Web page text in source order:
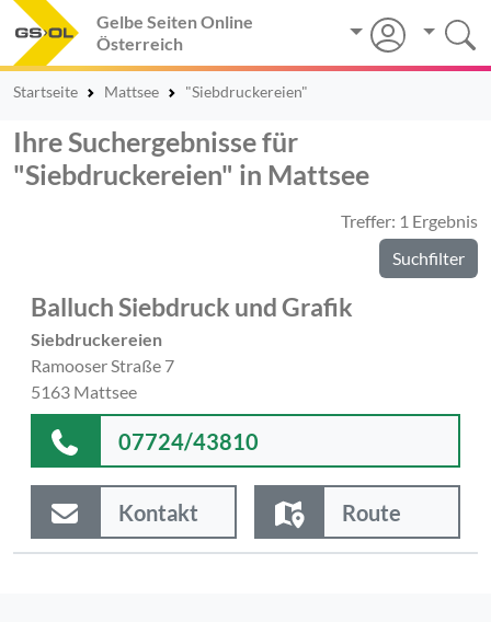
Gelbe Seiten Online
Österreich
Startseite Mattsee "Siebdruckereien"
Ihre Suchergebnisse für
"Siebdruckereien" in Mattsee
Treffer: 1 Ergebnis
Suchfilter
Balluch Siebdruck und Grafik
Siebdruckereien
Ramooser Straße 7
5163 Mattsee
07724/43810
Kontakt Route